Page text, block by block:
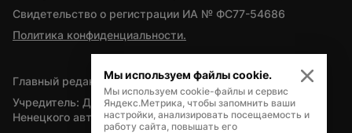
Свидетельство о регистрации ИА № ФС77-54686
Политика конфиденциальности.
Главный редактор — А.Л. Поздеев
Учредитель: Департамент внутренней политики Ямало-
Ненецкого автономного округа
Мы используем файлы cookie.
Мы используем cookie-файлы и сервис
Яндекс.Метрика, чтобы запомнить ваши
настройки, анализировать посещаемость и
работу сайта, повышать его